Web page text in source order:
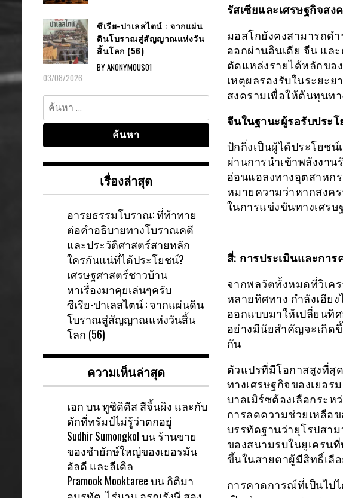
รัสเซียและเศรษฐกิจสง
มอสโกยังคงสามารถด
ออกผ่านอินเดีย จีน แล
ตัดแหล่งรายได้หลักขอ
เหตุผลรองรับในระยะ
สงครามเพื่อให้ต้นทุนท
จีนในฐานะผู้รอรับประ
ปักกิ่งเป็นผู้ได้ประโยช
ผ่านการนำเข้าพลังงา
อ่อนแอลงทางอุตสาหก
หมายความว่าหากสงค
ในการแข่งขันทางเศร
สี่: การประเมินและกา
จากพลวัตทั้งหมดที่วิเค
หลายทิศทาง กำลังเอีย
ออกแบบมาให้เปลี่ยนทิ
อย่างมีนัยสำคัญจะเกิด
กัน
ตัวแปรที่มีโอกาสสูงที่สุ
ทางเศรษฐกิจของเยอร
บาลเมิร์ซต้องเลือกระห
การลดความช่วยเหลือ
บรรทัดฐานว่ายุโรปสา
ของสนามรบในยูเครน
ขึ้นในสายตาผู้มีสิทธิ์เลื
การคาดการณ์ที่เป็นไป
ซีเรีย-ปาเลสไตน์ : จากแผ่น
ดินโบราณสู่สัญญาณแห่งวัน
สิ้นโลก (56)
BY ANONYMOUS01
03/08/2026
ค้นหา
สำหรับ:
เรื่องล่าสุด
อารยธรรมโบราณ: ที่ท้าทาย
ต่อคำอธิบายทางโบราณคดี
และประวัติศาสตร์สายหลัก
ใครกันแน่ที่ได้ประโยชน์?
เศรษฐศาสตร์ชาวบ้าน
หาเรื่องมาคุยเล่นๆครับ
ซีเรีย-ปาเลสไตน์ : จากแผ่นดิน
โบราณสู่สัญญาณแห่งวันสิ้น
โลก (56)
ความเห็นล่าสุด
เอกบนทูซิดิดีส สีจิ้นผิง และกับ
ดักที่ทรัมป์ไม่รู้ว่าตกอยู่
Sudhir Sumongkolบนร้านขาย
ของชำยักษ์ใหญ่ของเยอรมัน
อัลดี และลีเดิล
Pramook Mooktareeบนกิติมา